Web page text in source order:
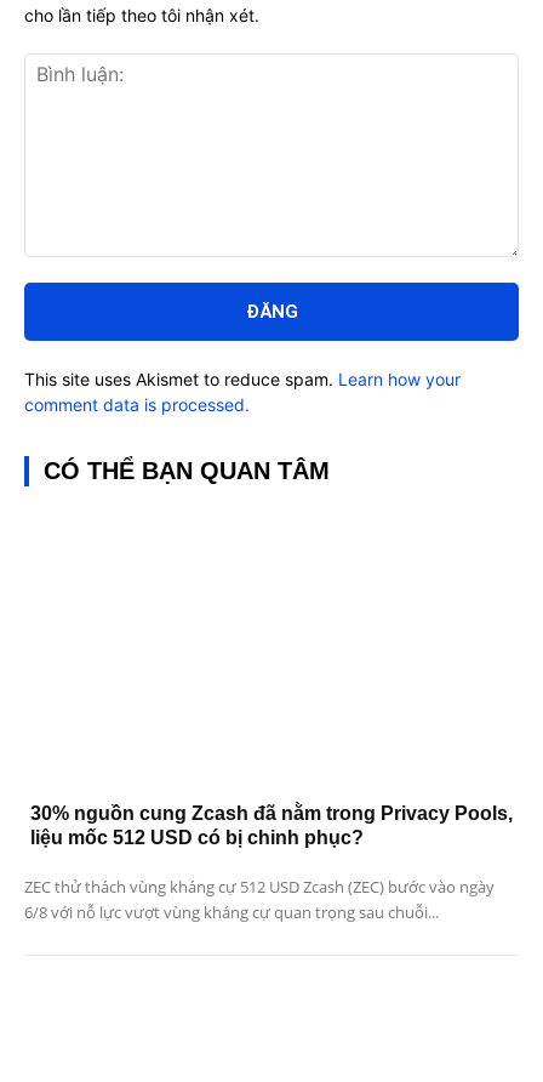
luận:
cho lần tiếp theo tôi nhận xét.
This site uses Akismet to reduce spam. Learn how your
comment data is processed.
CÓ THỂ BẠN QUAN TÂM
30% nguồn cung Zcash đã nằm trong Privacy Pools,
liệu mốc 512 USD có bị chinh phục?
ZEC thử thách vùng kháng cự 512 USD Zcash (ZEC) bước vào ngày
6/8 với nỗ lực vượt vùng kháng cự quan trọng sau chuỗi...